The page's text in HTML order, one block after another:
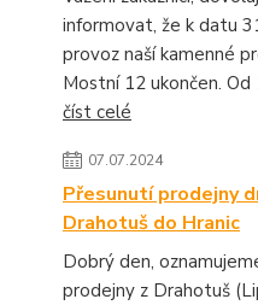
informovat, že k datu
provoz naší kamenné
Mostní 12 ukončen. Od
číst celé
07.07.2024
Přesunutí prodejny
Drahotuš do Hranic
Dobrý den,
prodejny z Drahotuš